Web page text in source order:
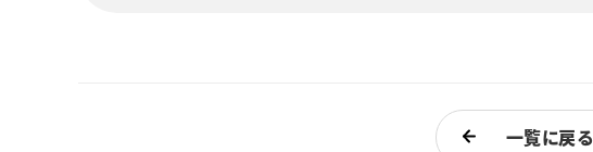
一覧に戻る